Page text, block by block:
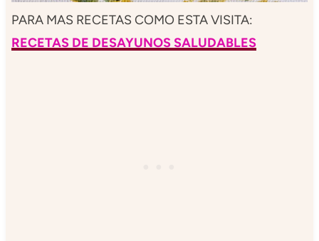
PARA MAS RECETAS COMO ESTA VISITA:
RECETAS DE DESAYUNOS SALUDABLES